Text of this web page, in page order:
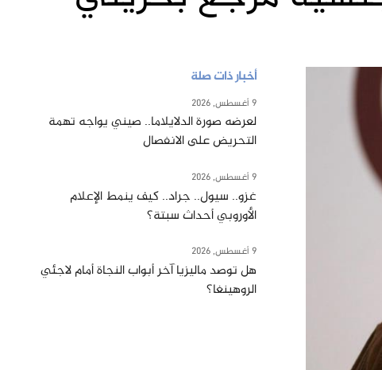
أخبار ذات صلة
9 أغسطس, 2026
لعرضه صورة الدلايلاما.. صيني يواجه تهمة
التحريض على الانفصال
9 أغسطس, 2026
غزو.. سيول.. جراد.. كيف ينمط الإعلام
الأوروبي أحداث سبتة؟
9 أغسطس, 2026
هل توصد ماليزيا آخر أبواب النجاة أمام لاجئي
الروهينغا؟